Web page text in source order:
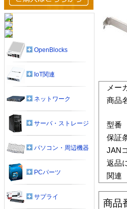
メー
商品
型番
保証
JAN
返品
関連
商品
OpenBlocks
IoT関連
ネットワーク
サーバ・ストレージ
パソコン・周辺機器
PCパーツ
サプライ